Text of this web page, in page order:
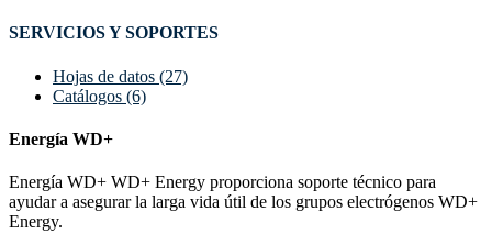
SERVICIOS Y SOPORTES
Hojas de datos (27)
Catálogos (6)
Energía WD+
Energía WD+ WD+ Energy proporciona soporte técnico para
ayudar a asegurar la larga vida útil de los grupos electrógenos WD+
Energy.